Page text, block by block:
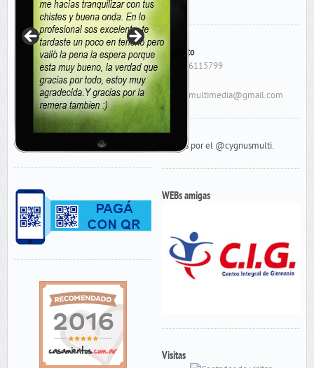
Contacto
Cel: 156115799
cygnusmultimedia@gmail.com
Tweets por el @cygnusmulti.
WEBs amigas
Visitas